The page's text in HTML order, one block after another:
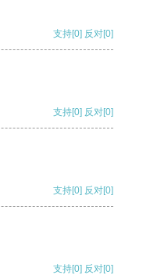
支持[0] 反对[0]
支持[0] 反对[0]
支持[0] 反对[0]
支持[0] 反对[0]